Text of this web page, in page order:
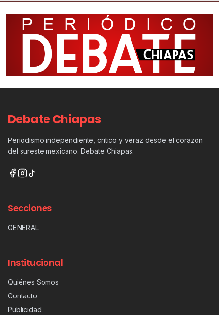
Debate Chiapas
Periodismo independiente, crítico y veraz desde el corazón
del sureste mexicano. Debate Chiapas.
Secciones
GENERAL
Institucional
Quiénes Somos
Contacto
Publicidad